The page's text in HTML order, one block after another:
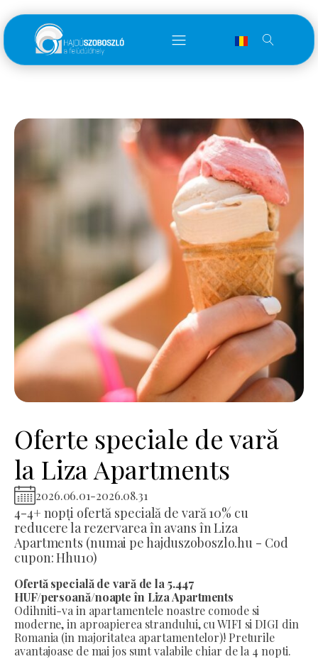
Oferte speciale de vară
la Liza Apartments
2026.06.01-2026.08.31
4-4+ nopți ofertă specială de vară 10% cu
reducere la rezervarea în avans în Liza
Apartments (numai pe hajduszoboszlo.hu - Cod
cupon: Hhu10)
Ofertă specială de vară de la 5.447
HUF/persoană/noapte în Liza Apartments
Odihniti-va in apartamentele noastre comode si
moderne, in aproapierea strandului, cu WIFI si DIGI din
Romania (in majoritatea apartamentelor)! Preturile
avantajoase de mai jos sunt valabile chiar de la 4 nopti.